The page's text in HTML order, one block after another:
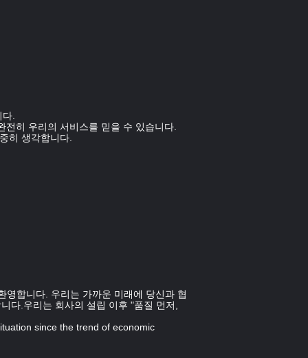
.
히 우리의 서비스를 믿을 수 있습니다.
히 생각합니다.
합니다. 우리는 가까운 미래에 당신과 협
다.우리는 회사의 설립 이후 "품질 먼저,
since the trend of economic